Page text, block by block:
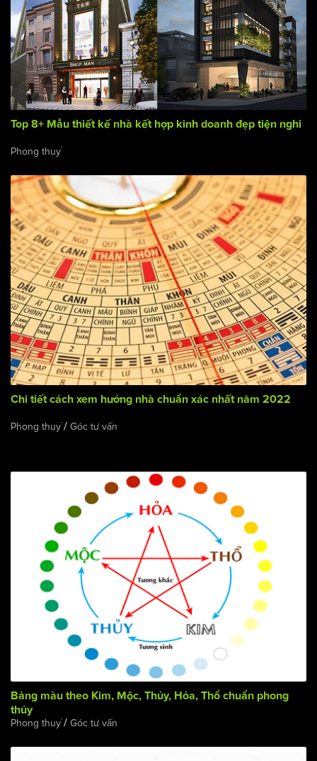
Top 8+ Mẫu thiết kế nhà kết hợp kinh doanh đẹp tiện nghi
Phong thuỷ
Chi tiết cách xem hướng nhà chuẩn xác nhất năm 2022
Phong thuỷ/ Góc tư vấn
Bảng màu theo Kim, Mộc, Thủy, Hỏa, Thổ chuẩn phong
thủy
Phong thuỷ/ Góc tư vấn